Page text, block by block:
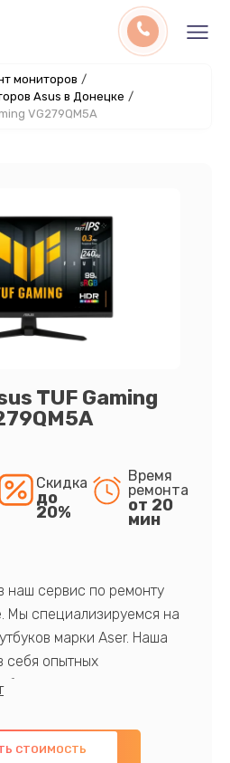
мониторов /
Asus в Донецке /
VG279QM5A
TUF Gaming
Скидка
до
20%
Время
ремонта
от 20
мин
наш сервис по ремонту
Мы специализируемся на
марки Aser. Наша
себя опытных
знаниями и
и качественный ремонт с
компонентов, а
СТОИМОСТЬ